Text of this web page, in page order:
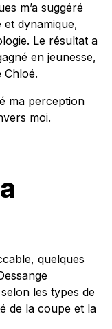
m’a suggéré
dynamique,
Le résultat a
en jeunesse,
Chloé.
ma perception
moi.
quelques
les types de
de la coupe et la